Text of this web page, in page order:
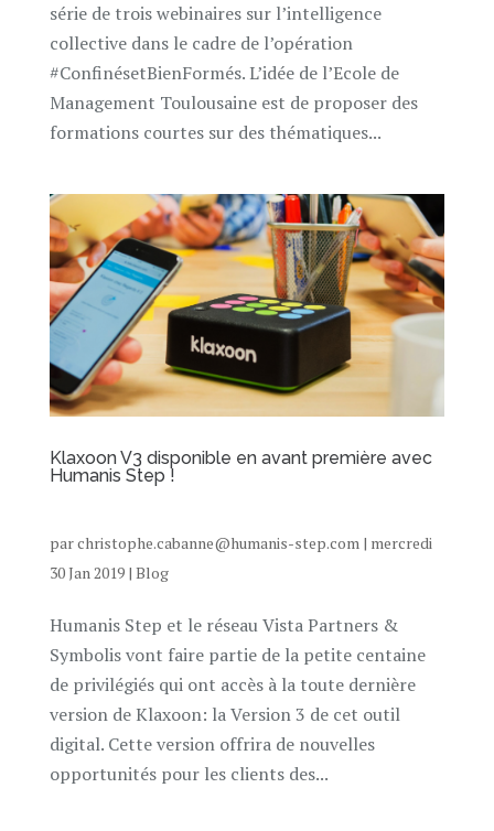
série de trois webinaires sur l’intelligence
collective dans le cadre de l’opération
#ConfinésetBienFormés. L’idée de l’Ecole de
Management Toulousaine est de proposer des
formations courtes sur des thématiques...
Klaxoon V3 disponible en avant première avec
Humanis Step !
parchristophe.cabanne@humanis-step.com| mercredi
30 Jan 2019| Blog
Humanis Step et le réseau Vista Partners &
Symbolis vont faire partie de la petite centaine
de privilégiés qui ont accès à la toute dernière
version de Klaxoon: la Version 3 de cet outil
digital. Cette version offrira de nouvelles
opportunités pour les clients des...